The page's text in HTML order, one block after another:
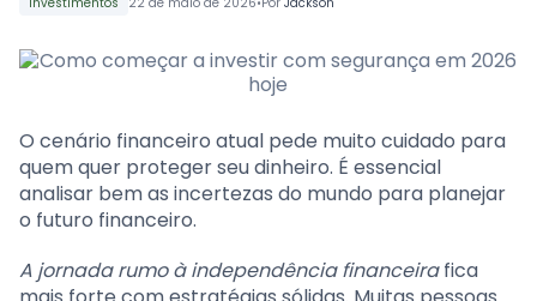
O cenário financeiro atual pede muito cuidado para
quem quer proteger seu dinheiro. É essencial
analisar bem as incertezas do mundo para planejar
o futuro financeiro.
A jornada rumo à independência financeirafica